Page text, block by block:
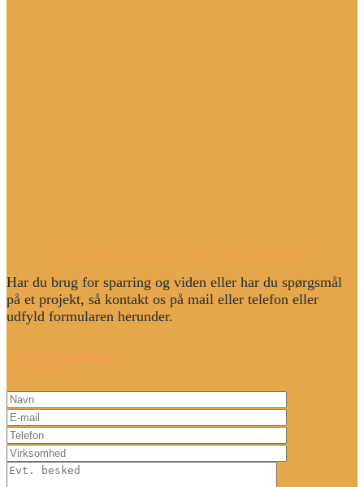
Har du brug for sparring og viden eller har du spørgsmål
på et projekt, så kontakt os på mail eller telefon eller
udfyld formularen herunder.